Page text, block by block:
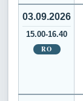
03.09.2026
15.00-16.40
RO